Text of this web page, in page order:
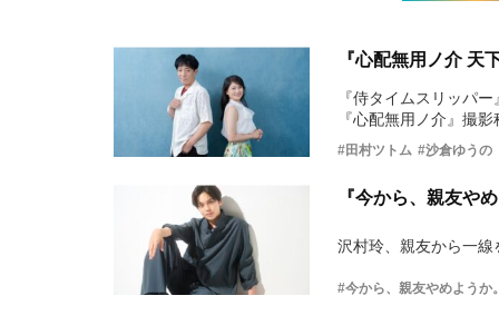
『心配無用ノ介 天
『侍タイムスリッパ
『心配無用ノ介』撮影
#田村ツトム #沙倉ゆうの
『今から、親友や
沢村玲、親友から一
#今から、親友やめようか